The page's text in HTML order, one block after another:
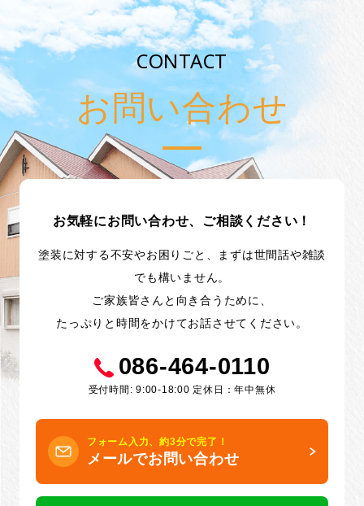
CONTACT
お問い合わせ
お気軽にお問い合わせ、ご相談ください！
塗装に対する不安やお困りごと、まずは世間話や雑談
でも構いません。
ご家族皆さんと向き合うために、
たっぷりと時間をかけてお話させてください。
086-464-0110
受付時間: 9:00-18:00 定休日：年中無休
フォーム入力、約3分で完了！
メールでお問い合わせ